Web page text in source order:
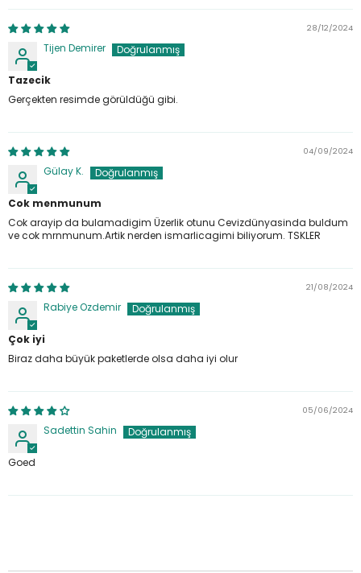
28/12/2024
Tijen Demirer
Tazecik
Gerçekten resimde görüldüğü gibi.
04/09/2024
Gülay K.
Cok menmunum
Cok arayip da bulamadigim Üzerlik otunu Cevizdünyasinda buldum
ve cok mrnmunum.Artik nerden ismarlicagimi biliyorum. TSKLER
21/08/2024
Rabiye Ozdemir
Çok iyi
Biraz daha büyük paketlerde olsa daha iyi olur
05/06/2024
Sadettin Sahin
Goed